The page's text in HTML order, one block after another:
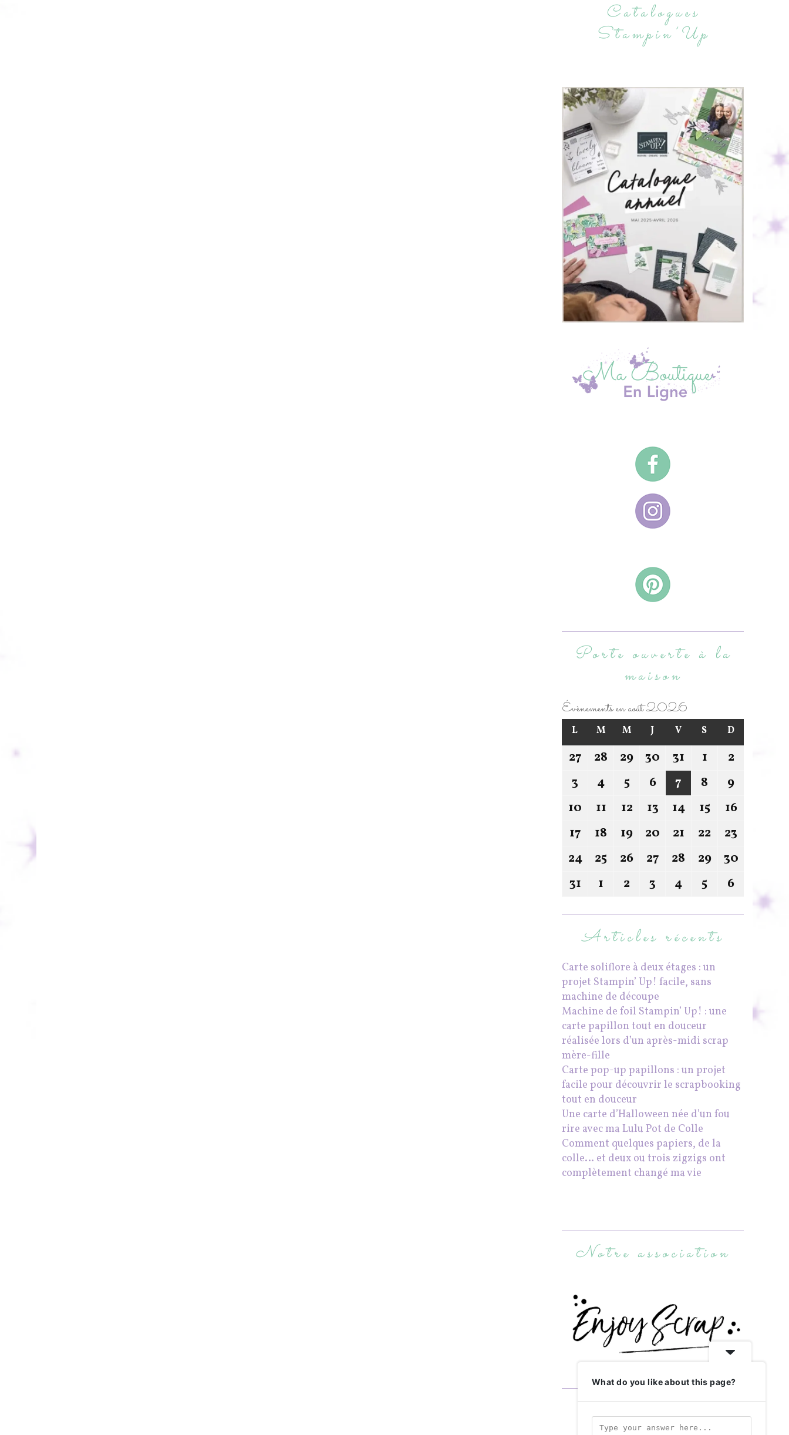
Catalogues
Stampin’Up
Porte ouverte à la
maison
Évènements en août 2026
L M M J V S D
27 28 29 30 31 1
2
3
4 5 6 7 8
9
10
11 12 13 14 15
16
17
18 19 20 21 22
23
24
25 26 27 28 29
30
31
1 2 3 4 5 6
Articles récents
Carte soliflore à deux étages : un
projet Stampin’ Up! facile, sans
machine de découpe
Machine de foil Stampin’ Up! : une
carte papillon tout en douceur
réalisée lors d’un après-midi scrap
mère-fille
Carte pop-up papillons : un projet
facile pour découvrir le scrapbooking
tout en douceur
Une carte d’Halloween née d’un fou
rire avec ma Lulu Pot de Colle
Comment quelques papiers, de la
colle… et deux ou trois zigzigs ont
complètement changé ma vie
Notre association
Abonnez-vous
What do you like about this page?